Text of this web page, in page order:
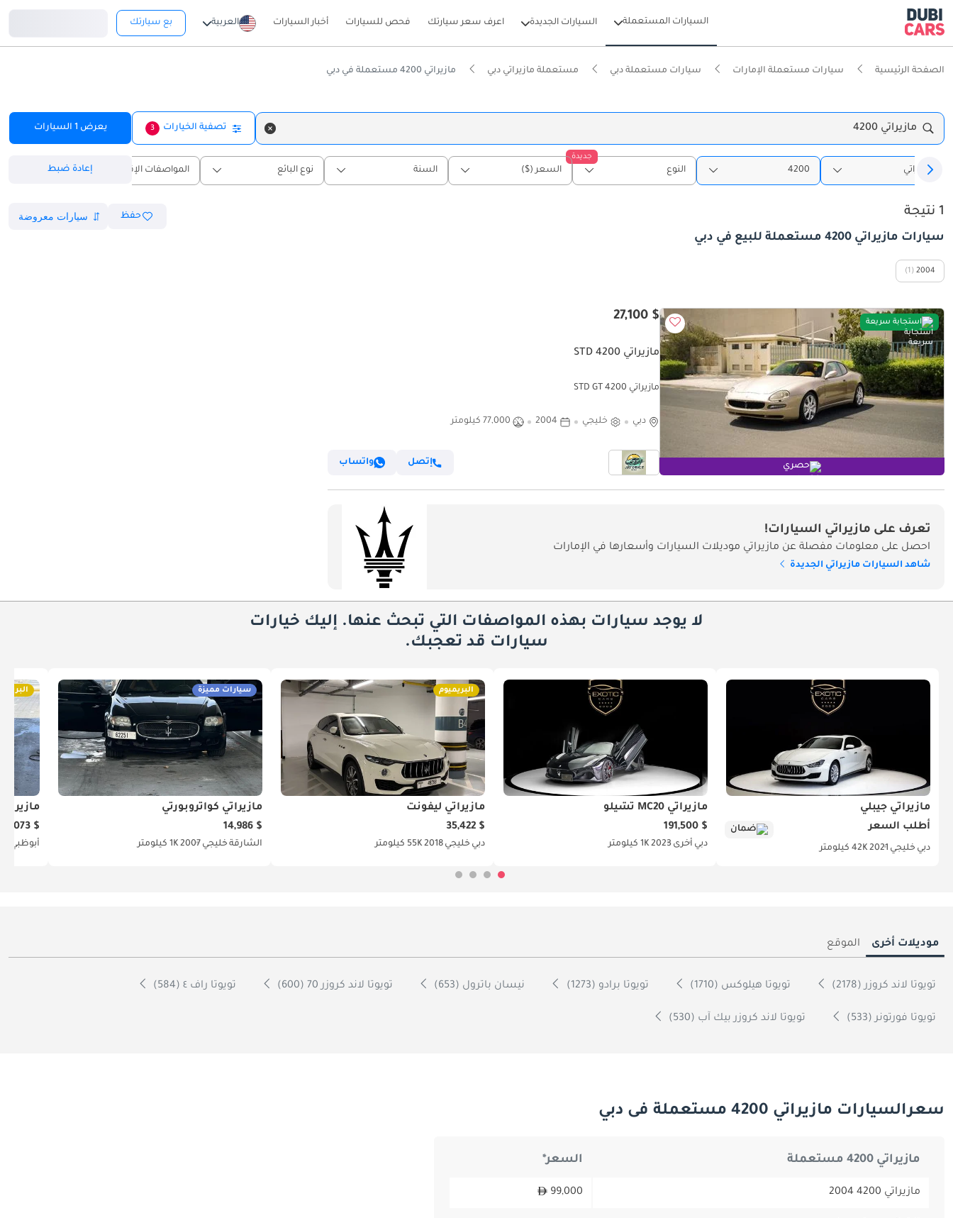
السيارات المستعملة السيارات الجديدة اعرف سعر سيارتك فحص للسيارات أخبار السيارات العربية بع سيارتك
الصفحة الرئيسية سيارات مستعملة الإمارات سيارات مستعملة دبي مستعملة مازيراتي دبي مازيراتي 4200 مستعملة في دبي
مازيراتي 4200 تصفية الخيارات 3 يعرض 1 السيارات
مازيراتي 4200
جديدة
النوع السعر ($) السنة نوع البائع المواصفات الإقليمية إعادة ضبط
1 نتيجة حفظ
سيارات مازيراتي 4200 مستعملة للبيع في دبي
2004
(1)
استجابة سريعة
حصري
$ 27,100
مازيراتي 4200 STD
مازيراتي 4200 STD GT
دبي خليجي 2004 77,000 كيلومتر
إتصل واتساب
تعرف على مازيراتي السيارات!
احصل على معلومات مفصلة عن مازيراتي موديلات السيارات وأسعارها في الإمارات
شاهد السيارات مازيراتي الجديدة
لا يوجد سيارات بهذه المواصفات التي تبحث عنها. إليك خيارات
سيارات قد تعجبك.
مازيراتي جيبلي
أطلب السعر
ضمان
دبي خليجي 202142K كيلومتر
مازيراتي MC20 تشيلو
$ 191,500
دبي أخرى 20231K كيلومتر
البريميوم
مازيراتي ليفونت
$ 35,422
دبي خليجي 201855K كيلومتر
سيارات مميزة
مازيراتي كواتروبورتي
$ 14,986
الشارقة خليجي 20071K كيلومتر
$ 19,073
أبوظبي
موديلات أخرى الموقع
تويوتا لاند كروزر (2178) تويوتا هيلوكس (1710) تويوتا برادو (1273) نيسان باترول (653) تويوتا لاند كروزر 70 (600) تويوتا راف ٤ (584)
تويوتا فورتونر (533) تويوتا لاند كروزر بيك آب (530)
سعرالسيارات مازيراتي 4200 مستعملة فى دبي
مازيراتي 4200 مستعملة السعر*
مازيراتي 4200 2004 99,000